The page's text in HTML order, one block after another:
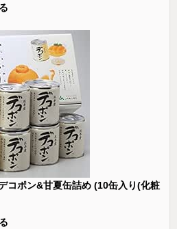
る
コポン&甘夏缶詰め (10缶入り(化粧
る